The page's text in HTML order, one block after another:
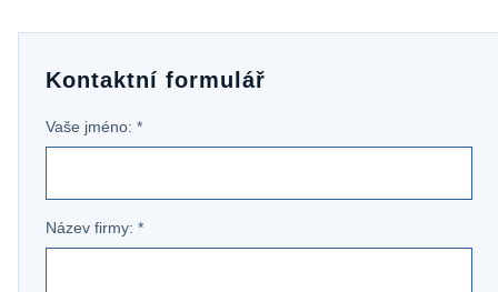
Kontaktní formulář
Vaše jméno: *
Název firmy: *